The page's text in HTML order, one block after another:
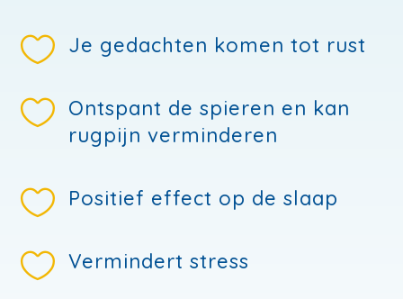
 Je gedachten komen tot rust
 Ontspant de spieren en kan
rugpijn verminderen
 Positief effect op de slaap
 Vermindert stress